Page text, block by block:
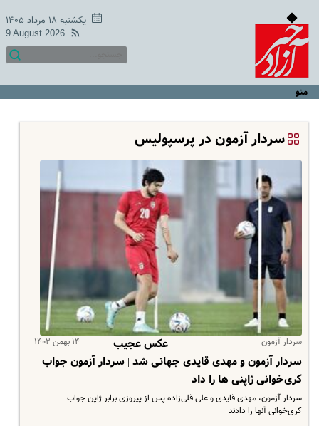
یکشنبه ۱۸ مرداد ۱۴۰۵
9 August 2026
منو
سردار آزمون در پرسپولیس
سردار آزمون ۱۴ بهمن ۱۴۰۲
عکس عجیب
سردار آزمون و مهدی قایدی جهانی شد | سردار آزمون جواب
کری‌خوانی ژاپنی ها را داد
سردار آزمون، مهدی قایدی و علی قلی‌زاده پس از پیروزی برابر ژاپن جواب
کری‌خوانی آنها را دادند